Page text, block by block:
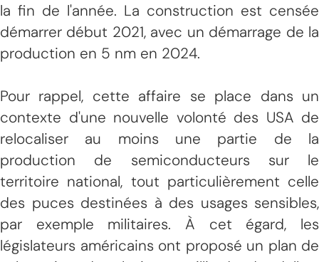
la fin de l'année. La construction est censée
démarrer début 2021, avec un démarrage de la
production en 5 nm en 2024.
Pour rappel, cette affaire se place dans un
contexte d'une nouvelle volonté des USA de
relocaliser au moins une partie de la
production de semiconducteurs sur le
territoire national, tout particulièrement celle
des puces destinées à des usages sensibles,
par exemple militaires. À cet égard, les
législateurs américains ont proposé un plan de